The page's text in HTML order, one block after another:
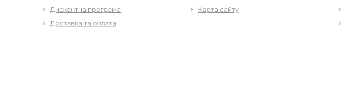
Дисконтна програма
Доставка та оплата
Карта сайту